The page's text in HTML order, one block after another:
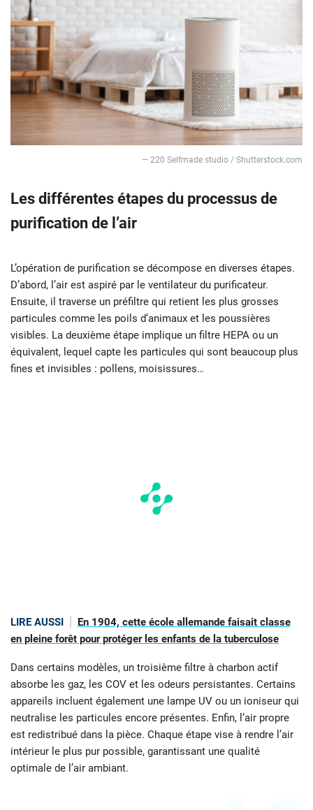
— 220 Selfmade studio / Shutterstock.com
Les différentes étapes du processus de
purification de l’air
L’opération de purification se décompose en diverses étapes.
D’abord, l’air est aspiré par le ventilateur du purificateur.
Ensuite, il traverse un préfiltre qui retient les plus grosses
particules comme les poils d’animaux et les poussières
visibles. La deuxième étape implique un filtre HEPA ou un
équivalent, lequel capte les particules qui sont beaucoup plus
fines et invisibles : pollens, moisissures…
LIRE AUSSI
En 1904, cette école allemande faisait classe
en pleine forêt pour protéger les enfants de la tuberculose
Dans certains modèles, un troisième filtre à charbon actif
absorbe les gaz, les COV et les odeurs persistantes. Certains
appareils incluent également une lampe UV ou un ioniseur qui
neutralise les particules encore présentes. Enfin, l’air propre
est redistribué dans la pièce. Chaque étape vise à rendre l’air
intérieur le plus pur possible, garantissant une qualité
optimale de l’air ambiant.